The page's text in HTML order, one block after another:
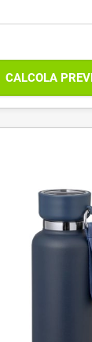
CALCOLA